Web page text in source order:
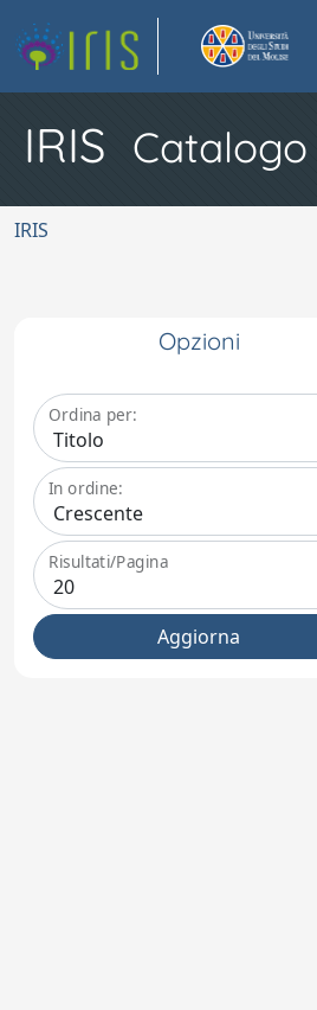
IRIS
IRIS
Opzioni
Ordina per:
In ordine:
Risultati/Pagina